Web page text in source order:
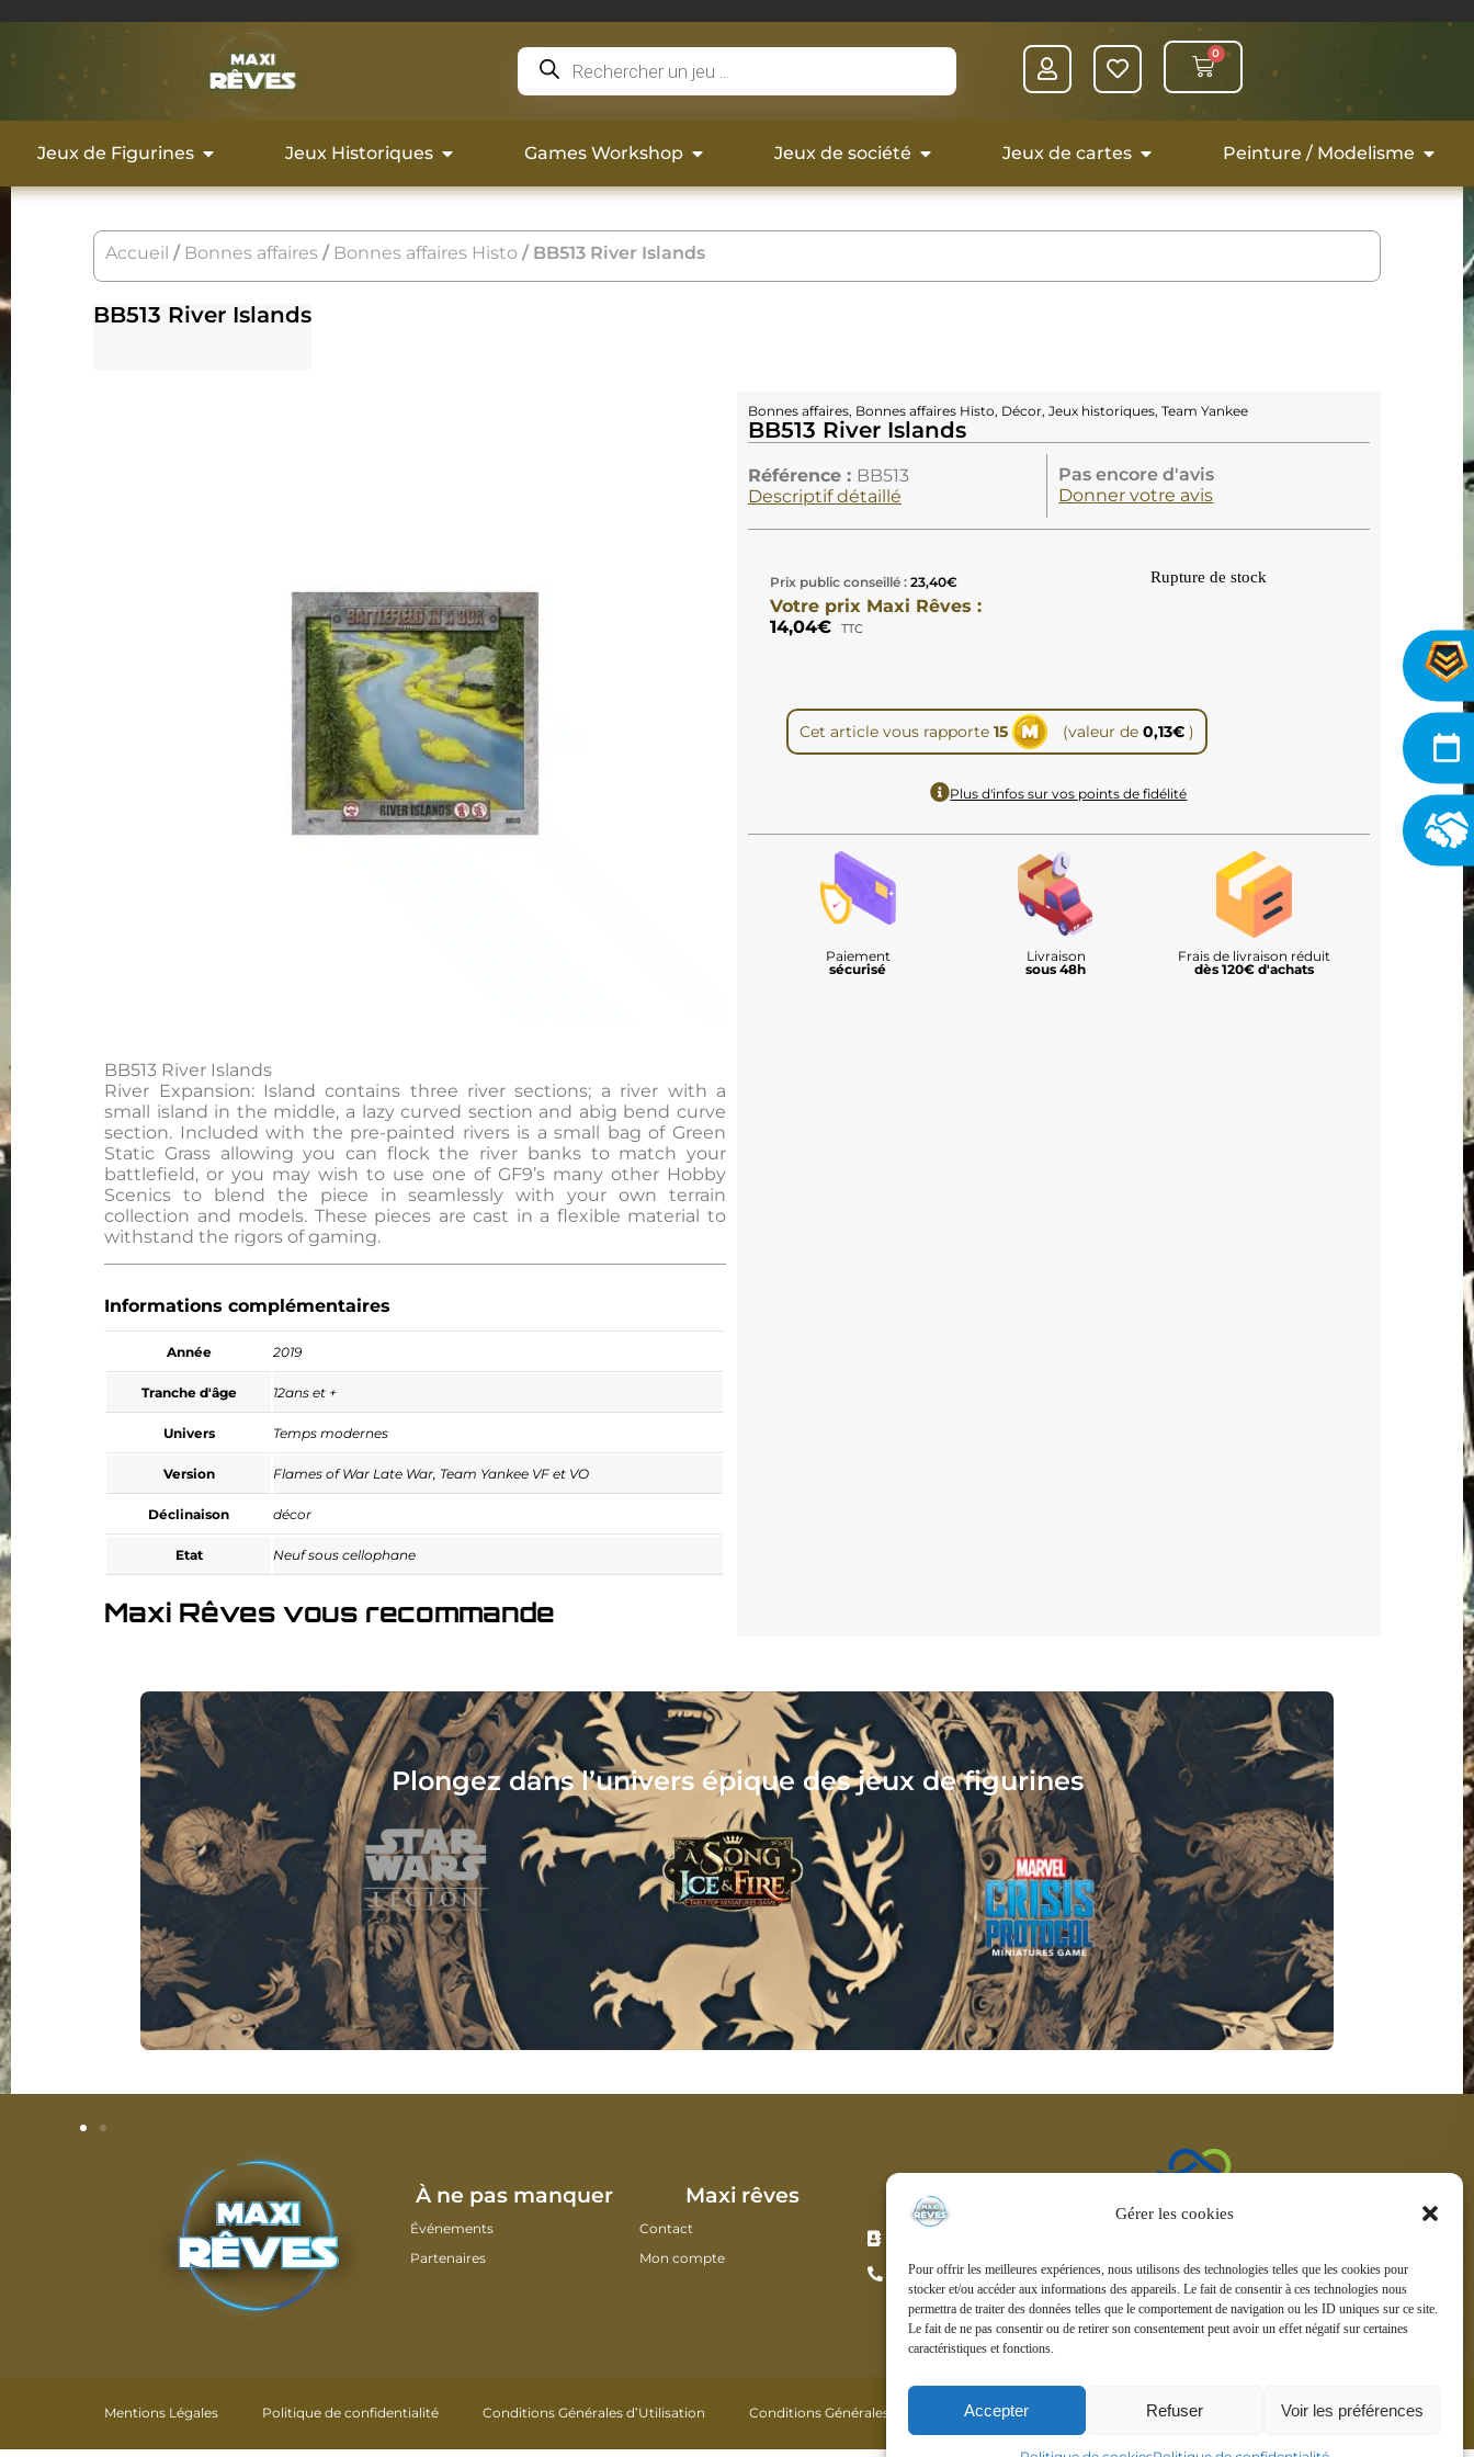
Gérer les cookies
Pour offrir les meilleures expériences, nous utilisons des technologies telles que les cookies pour
stocker et/ou accéder aux informations des appareils. Le fait de consentir à ces technologies nous
permettra de traiter des données telles que le comportement de navigation ou les ID uniques sur ce site.
Le fait de ne pas consentir ou de retirer son consentement peut avoir un effet négatif sur certaines
caractéristiques et fonctions.
Accepter Refuser Voir les préférences
0
Jeux de Figurines Jeux Historiques Games Workshop Jeux de société Jeux de cartes Peinture / Modelisme
Accueil / Bonnes affaires / Bonnes affaires Histo / BB513 River Islands
BB513 River Islands
BB513 River Islands
River Expansion: Island contains three river sections; a river with a
small island in the middle, a lazy curved section and abig bend curve
section. Included with the pre-painted rivers is a small bag of Green
Static Grass allowing you can flock the river banks to match your
battlefield, or you may wish to use one of GF9’s many other Hobby
Scenics to blend the piece in seamlessly with your own terrain
collection and models. These pieces are cast in a flexible material to
withstand the rigors of gaming.
Informations complémentaires
Année 2019
Tranche d'âge 12ans et +
Univers Temps modernes
Version Flames of War Late War, Team Yankee VF et VO
Déclinaison décor
Etat Neuf sous cellophane
Maxi Rêves vous recommande
Bonnes affaires, Bonnes affaires Histo, Décor, Jeux historiques, Team Yankee
BB513 River Islands
Référence : BB513
Descriptif détaillé
Pas encore d'avis
Donner votre avis
Prix public conseillé : 23,40€
Votre prix Maxi Rêves :
14,04€ TTC
Rupture de stock
Cet article vous rapporte 15 (valeur de 0,13€ )
Plus d'infos sur vos points de fidélité
Paiement
sécurisé
Livraison
sous 48h
Frais de livraison réduit
dès 120€ d'achats
jeux de figurines
Collectionnez, assemblez, peignez, jouez,
votre nouveau hobby vous attend !
À ne pas manquer
Événements
Partenaires
Maxi rêves
Contact
Mon compte
Nous contacter
13 Boulevard Vauban –
03 22 28 56 02
Mentions Légales Politique de confidentialité Conditions Générales d’Utilisation Conditions Générales de Vente Tous droits réservés – © Maxi Rêves – 2024 – Un site Nord-image